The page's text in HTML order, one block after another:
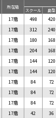
所在階
スクール 島型
17階 498 420
17階 312 240
17階 180 168
17階 204 168
17階 144 120
17階 144 120
17階 84 72
17階 84 72
17階 84 72
17階 42 36